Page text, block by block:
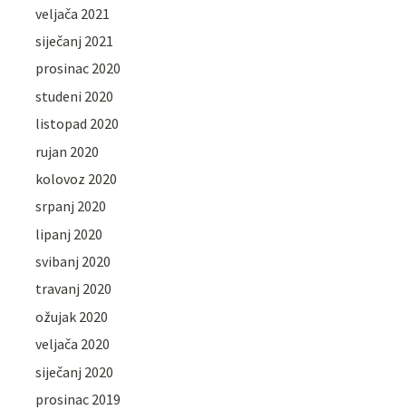
veljača 2021
siječanj 2021
prosinac 2020
studeni 2020
listopad 2020
rujan 2020
kolovoz 2020
srpanj 2020
lipanj 2020
svibanj 2020
travanj 2020
ožujak 2020
veljača 2020
siječanj 2020
prosinac 2019